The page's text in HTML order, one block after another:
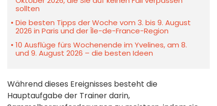
sollten
Die besten Tipps der Woche vom 3. bis 9. August
2026 in Paris und der Île-de-France-Region
10 Ausflüge fürs Wochenende im Yvelines, am 8.
und 9. August 2026 – die besten Ideen
Während dieses Ereignisses besteht die
Hauptaufgabe der Trainer darin,